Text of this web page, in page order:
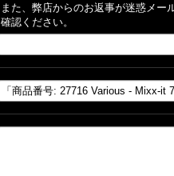
また、弊店からのお返事が迷惑メー
確認ください。